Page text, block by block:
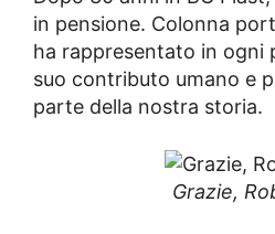
in pensione. Colonna
ha rappresentato in ogni
suo contributo umano e
parte della nostra storia.
Grazie,